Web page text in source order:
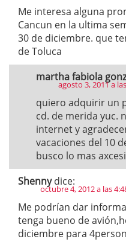
Me interesa alguna
Cancun en la ultima
30 de diciembre. que
de Toluca
martha fabiola
agosto 3, 2011 a
quiero adquirir un
cd. de merida yuc.
internet y
vacaciones del 10
busco lo mas
Shenny dice:
octubre 4, 2012 a las
Me podrían dar
tenga bueno de
diciembre para